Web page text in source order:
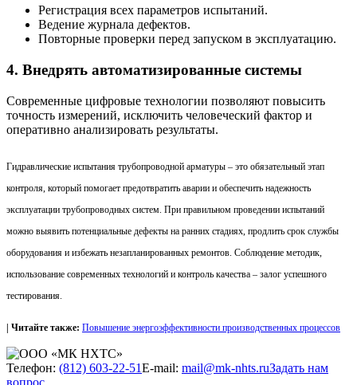
Регистрация всех параметров испытаний.
Ведение журнала дефектов.
Повторные проверки перед запуском в эксплуатацию.
4. Внедрять автоматизированные системы
Современные цифровые технологии позволяют повысить
точность измерений, исключить человеческий фактор и
оперативно анализировать результаты.
Гидравлические испытания трубопроводной арматуры – это обязательный этап
контроля, который помогает предотвратить аварии и обеспечить надежность
эксплуатации трубопроводных систем. При правильном проведении испытаний
можно выявить потенциальные дефекты на ранних стадиях, продлить срок службы
оборудования и избежать незапланированных ремонтов. Соблюдение методик,
использование современных технологий и контроль качества – залог успешного
тестирования.
| Читайте также: Повышение энергоэффективности производственных процессов
Телефон: (812) 603-22-51E-mail: mail@mk-nhts.ruЗадать нам
вопрос